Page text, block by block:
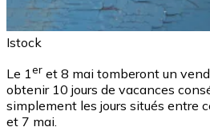
Istock
Le 1er et 8 mai tomberont un
obtenir 10 jours de vacances
simplement les jours situés entre
et 7 mai.